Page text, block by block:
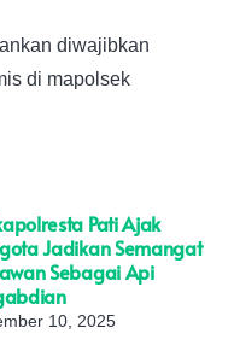
diwajibkan
di mapolsek
Pati Ajak
Jadikan Semangat
Sebagai Api
10, 2025